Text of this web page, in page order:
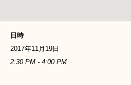
日時
2017年11月19日
2:30 PM - 4:00 PM